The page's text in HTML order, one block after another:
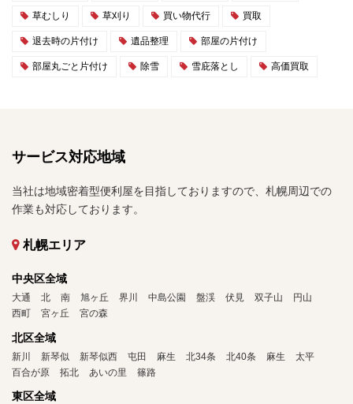
草むしり 草刈り 買い物代行 買取
退去時の片付け 遺品整理 部屋の片付け
部屋丸ごと片付け 除雪 雪庇落とし 高価買取
サービス対応地域
当社は地域密着型便利屋を目指しておりますので、札幌周辺での
作業も対応しております。
札幌エリア
中央区全域
大通 北 南 旭ヶ丘 界川 中島公園 盤渓 伏見 双子山
円山
西町
宮ヶ丘 宮の森
北区全域
新川 新琴似 新琴似西 屯田 麻生 北34条 北40条 麻生
太平
百合が原
拓北 あいの里 篠路
東区全域